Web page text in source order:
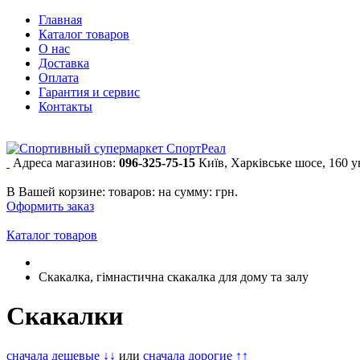
Главная
Каталог товаров
О нас
Доставка
Оплата
Гарантия и сервис
Контакты
Адреса магазинов: 096-325-75-15 Київ, Харківське шосе, 160
В Вашей корзине: товаров: на сумму: грн.
Оформить заказ
Каталог товаров
Скакалка, гімнастична скакалка для дому та залу
Скакалки
сначала дешевые ↓↓ или сначала дорогие ↑↑